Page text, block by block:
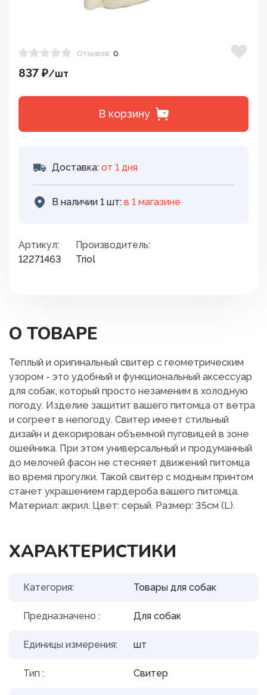
Отзывов: 0
837 ₽/шт
В корзину
Доставка: от 1 дня
В наличии 1 шт: в 1 магазинe
Артикул:
12271463
Производитель:
Triol
О ТОВАРЕ
Теплый и оригинальный свитер с геометрическим
узором - это удобный и функциональный аксессуар
для собак, который просто незаменим в холодную
погоду. Изделие защитит вашего питомца от ветра
и согреет в непогоду. Свитер имеет стильный
дизайн и декорирован объемной пуговицей в зоне
ошейника. При этом универсальный и продуманный
до мелочей фасон не стесняет движений питомца
во время прогулки. Такой свитер с модным принтом
станет украшением гардероба вашего питомца.
Материал: акрил. Цвет: серый. Размер: 35см (L).
ХАРАКТЕРИСТИКИ
Категория: Товары для собак
Предназначено : Для собак
Единицы измерения: шт
Тип : Свитер